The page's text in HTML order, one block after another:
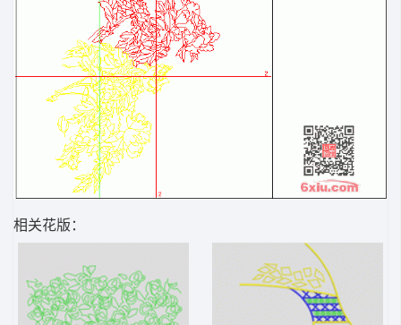
相关花版：